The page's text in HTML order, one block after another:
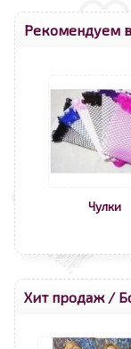
Рекомендуем
Чулки
Хит продаж/